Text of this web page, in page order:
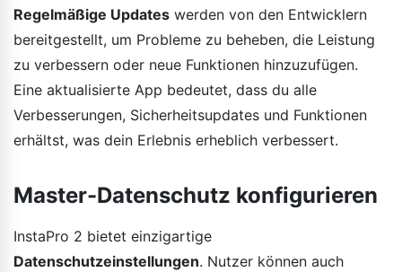
Regelmäßige Updates werden von den Entwicklern
bereitgestellt, um Probleme zu beheben, die Leistung
zu verbessern oder neue Funktionen hinzuzufügen.
Eine aktualisierte App bedeutet, dass du alle
Verbesserungen, Sicherheitsupdates und Funktionen
erhältst, was dein Erlebnis erheblich verbessert.
Master-Datenschutz konfigurieren
InstaPro 2 bietet einzigartige
Datenschutzeinstellungen. Nutzer können auch